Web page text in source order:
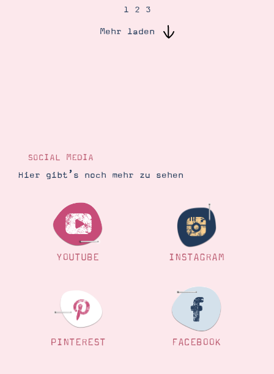
1 2 3
Mehr laden
SOCIAL MEDIA
Hier gibt’s noch mehr zu sehen
YOUTUBE INSTAGRAM
PINTEREST FACEBOOK